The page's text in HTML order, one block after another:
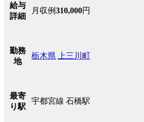
給与
詳細
月収例310,000円
勤務
地
栃木県 上三川町
最寄
り駅
宇都宮線 石橋駅